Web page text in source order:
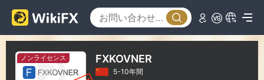
ノンライセンス FXKOVNER
5-10年間